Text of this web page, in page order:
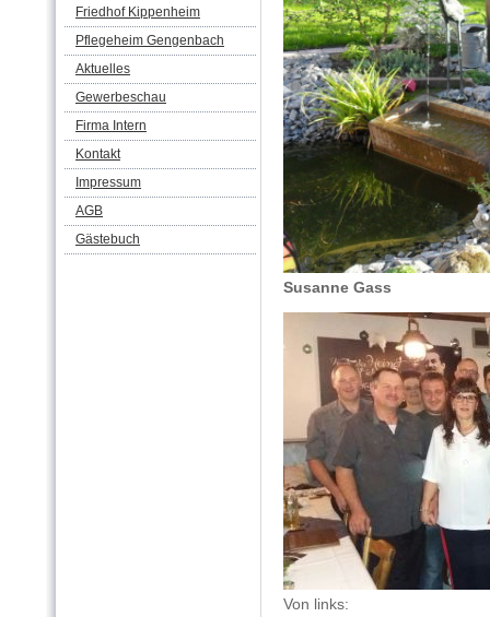
Friedhof Kippenheim
Pflegeheim Gengenbach
Aktuelles
Gewerbeschau
Firma Intern
Kontakt
Impressum
AGB
Gästebuch
Susanne Gass
Von links: